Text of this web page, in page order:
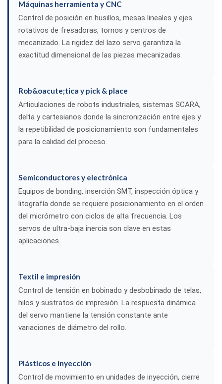
Máquinas herramienta y CNC
Control de posición en husillos, mesas lineales y ejes
rotativos de fresadoras, tornos y centros de
mecanizado. La rigidez del lazo servo garantiza la
exactitud dimensional de las piezas mecanizadas.
Rob&oacute;tica y pick & place
Articulaciones de robots industriales, sistemas SCARA,
delta y cartesianos donde la sincronización entre ejes y
la repetibilidad de posicionamiento son fundamentales
para la calidad del proceso.
Semiconductores y electrónica
Equipos de bonding, inserción SMT, inspección óptica y
litografía donde se requiere posicionamiento en el orden
del micrómetro con ciclos de alta frecuencia. Los
servos de ultra-baja inercia son clave en estas
aplicaciones.
Textil e impresión
Control de tensión en bobinado y desbobinado de telas,
hilos y sustratos de impresión. La respuesta dinámica
del servo mantiene la tensión constante ante
variaciones de diámetro del rollo.
Plásticos e inyección
Control de movimiento en unidades de inyección, cierre